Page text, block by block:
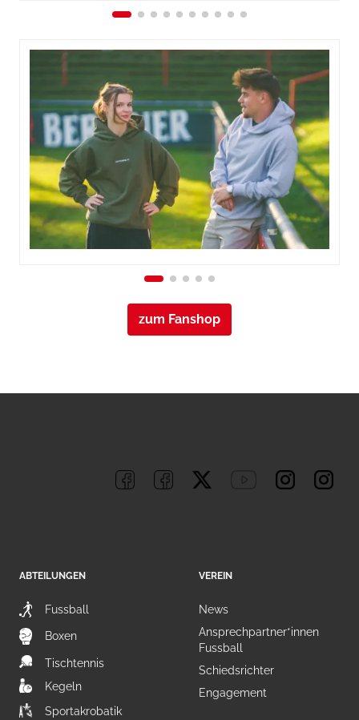
zum Fanshop
ABTEILUNGEN
Fussball
Boxen
Tischtennis
Kegeln
Sportakrobatik
VEREIN
News
Ansprechpartner*innen
Fussball
Schiedsrichter
Engagement